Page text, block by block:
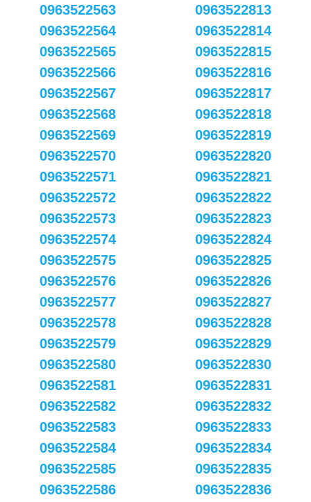
0963522563
0963522564
0963522565
0963522566
0963522567
0963522568
0963522569
0963522570
0963522571
0963522572
0963522573
0963522574
0963522575
0963522576
0963522577
0963522578
0963522579
0963522580
0963522581
0963522582
0963522583
0963522584
0963522585
0963522586
0963522813
0963522814
0963522815
0963522816
0963522817
0963522818
0963522819
0963522820
0963522821
0963522822
0963522823
0963522824
0963522825
0963522826
0963522827
0963522828
0963522829
0963522830
0963522831
0963522832
0963522833
0963522834
0963522835
0963522836